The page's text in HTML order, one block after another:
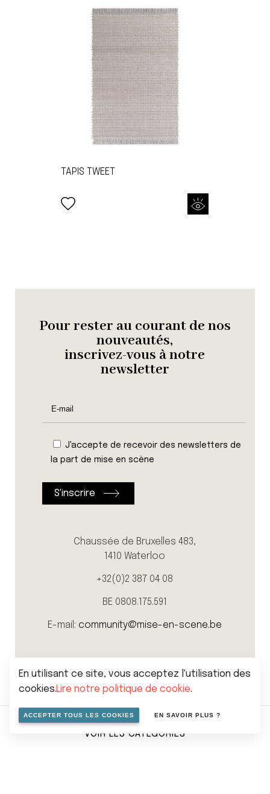
TAPIS TWEET
VOIR LES CATÉGORIES
Pour rester au courant de nos
nouveautés,
inscrivez-vous à notre
newsletter
J'accepte de recevoir des newsletters de
la part de mise en scène
Chaussée de Bruxelles 483,
1410 Waterloo
+32(0)2 387 04 08
BE 0808.175.591
E-mail: community@mise-en-scene.be
En utilisant ce site, vous acceptez l'utilisation des
cookies.Lire notre politique de cookie.
ACCEPTER TOUS LES COOKIES EN SAVOIR PLUS ?